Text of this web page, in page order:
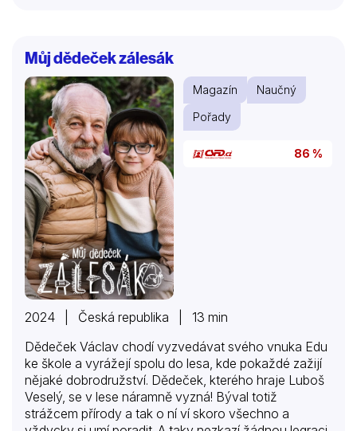
Můj dědeček zálesák
Magazín
Naučný
Pořady
86 %
2024 | Česká republika | 13 min
Dědeček Václav chodí vyzvedávat svého vnuka Edu
ke škole a vyrážejí spolu do lesa, kde pokaždé zažijí
nějaké dobrodružství. Dědeček, kterého hraje Luboš
Veselý, se v lese náramně vyzná! Býval totiž
strážcem přírody a tak o ní ví skoro všechno a